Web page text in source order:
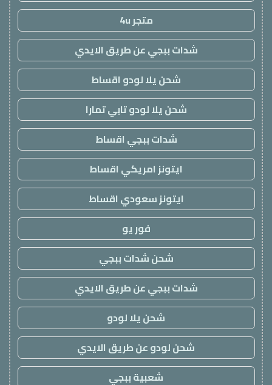
متجر 4u
شدات ببجي عن طريق الايدي
شحن يلا لودو اقساط
شحن يلا لودو تابي تمارا
شدات ببجي اقساط
ايتونز امريكي اقساط
ايتونز سعودي اقساط
فور يو
شحن شدات ببجي
شدات ببجي عن طريق الايدي
شحن يلا لودو
شحن لودو عن طريق الايدي
شعبية ببجي